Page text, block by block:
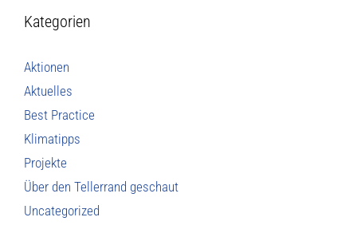
Kategorien
Aktionen
Aktuelles
Best Practice
Klimatipps
Projekte
Über den Tellerrand geschaut
Uncategorized